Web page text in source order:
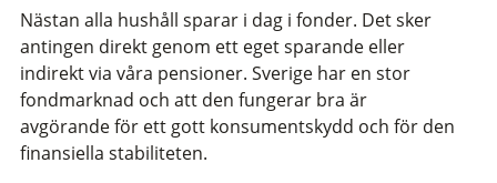
Nästan alla hushåll sparar i dag i fonder. Det sker
antingen direkt genom ett eget sparande eller
indirekt via våra pensioner. Sverige har en stor
fondmarknad och att den fungerar bra är
avgörande för ett gott konsumentskydd och för den
finansiella stabiliteten.